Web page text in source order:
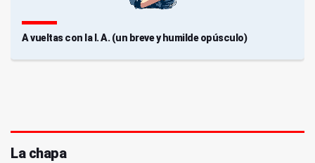
A vueltas con la I. A. (un breve y humilde opúsculo)
La chapa